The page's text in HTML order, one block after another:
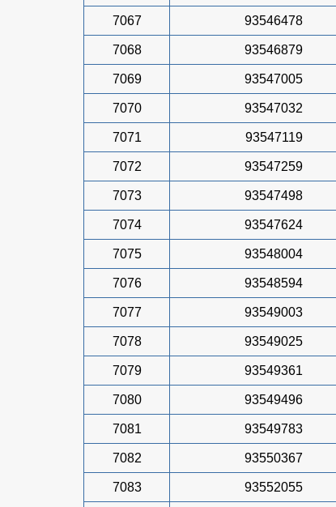
7067 93546478
7068 93546879
7069 93547005
7070 93547032
7071 93547119
7072 93547259
7073 93547498
7074 93547624
7075 93548004
7076 93548594
7077 93549003
7078 93549025
7079 93549361
7080 93549496
7081 93549783
7082 93550367
7083 93552055